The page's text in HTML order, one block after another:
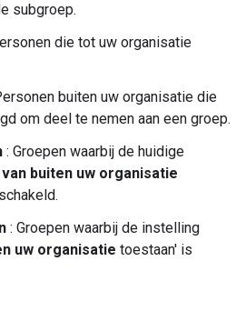
subgroep.
die tot uw organisatie
buiten uw organisatie die
om deel te nemen aan een groep.
: Groepen waarbij de huidige
buiten uw organisatie
: Groepen waarbij de instelling
uw organisatie toestaan' is